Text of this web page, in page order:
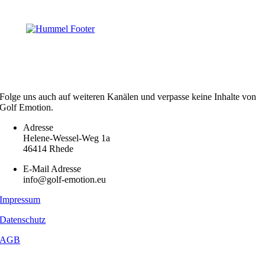
Folge uns auch auf weiteren Kanälen und verpasse keine Inhalte von
Golf Emotion.
Adresse
Helene-Wessel-Weg 1a
46414 Rhede
E-Mail Adresse
info@golf-emotion.eu
Impressum
Datenschutz
AGB